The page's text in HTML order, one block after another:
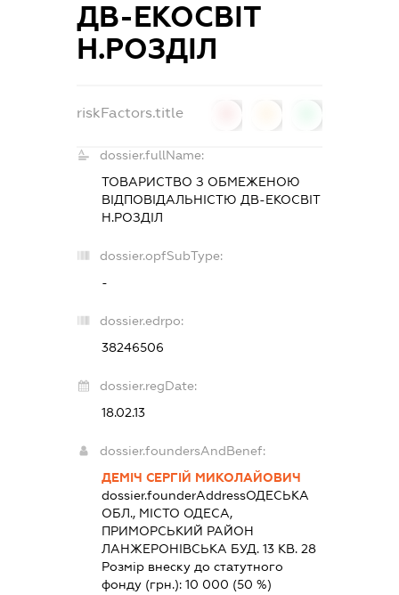
ДВ-ЕКОСВІТ
Н.РОЗДІЛ
riskFactors.title
dossier.fullName:
ТОВАРИСТВО З ОБМЕЖЕНОЮ
ВІДПОВІДАЛЬНІСТЮ ДВ-ЕКОСВІТ
Н.РОЗДІЛ
dossier.opfSubType:
-
dossier.edrpo:
38246506
dossier.regDate:
18.02.13
dossier.foundersAndBenef:
ДЕМІЧ СЕРГІЙ МИКОЛАЙОВИЧ
dossier.founderAddressОДЕСЬКА
ОБЛ., МІСТО ОДЕСА,
ПРИМОРСЬКИЙ РАЙОН
ЛАНЖЕРОНІВСЬКА БУД. 13 КВ. 28
Розмір внеску до статутного
фонду (грн.): 10 000 (50 %)